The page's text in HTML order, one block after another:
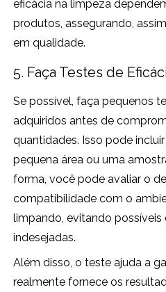
eficácia na limpeza
produtos, assegurando,
em qualidade.
5. Faça Testes de
Se possível, faça pequenos
adquiridos antes de
quantidades. Isso pode
pequena área ou uma
forma, você pode avaliar o
compatibilidade com o
limpando, evitando possíveis
indesejadas.
Além disso, o teste ajuda a
realmente fornece os